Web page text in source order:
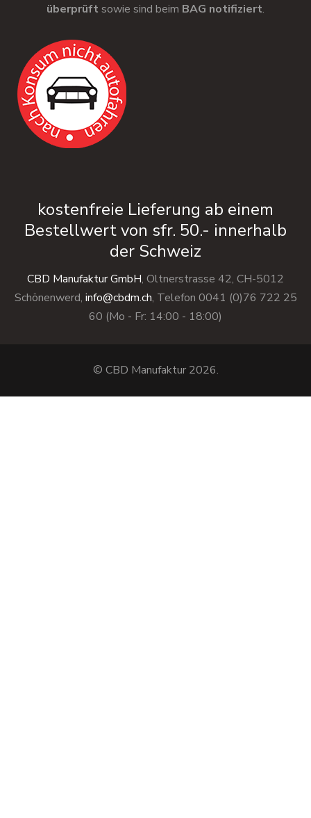
überprüft sowie sind beim BAG notifiziert.
kostenfreie Lieferung ab einem
Bestellwert von sfr. 50.- innerhalb
der Schweiz
CBD Manufaktur GmbH, Oltnerstrasse 42, CH-5012
Schönenwerd, info@cbdm.ch, Telefon 0041 (0)76 722 25
60 (Mo - Fr: 14:00 - 18:00)
© CBD Manufaktur 2026.